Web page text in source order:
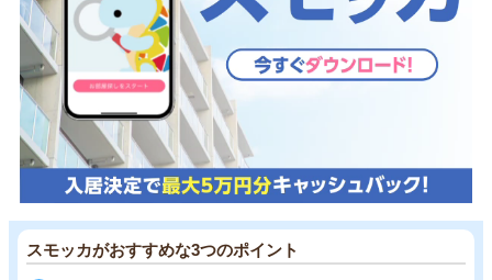
スモッカがおすすめな3つのポイント